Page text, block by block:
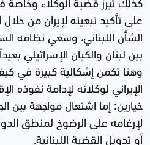
على تأكيد تبعيته لإيران من
الشأن اللبناني، وسعي نظامه
بين لبنان والكيان الإسرائيلي
وهنا تكمن إشكالية كبيرة في
الإيراني لوكلائه لإدامة نفوذه
خيارين: إما اشتعال مواجهة بين
لإرغامه على الرضوخ لمنطق
أو تدويل القضية اللبنانية.